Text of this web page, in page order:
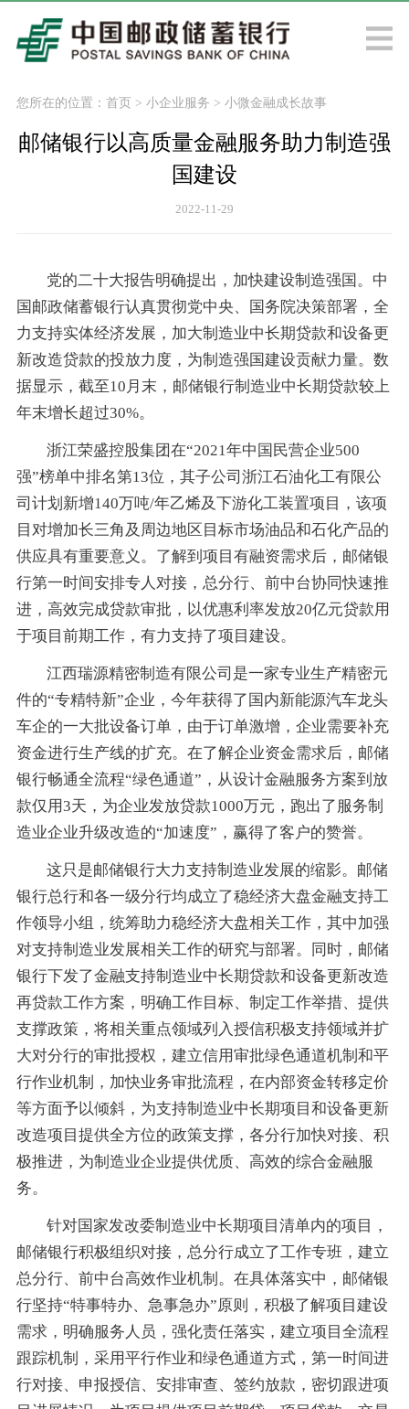
您所在的位置： 首页> 小企业服务 > 小微金融成长故事
邮储银行以高质量金融服务助力制造强
国建设
2022-11-29
党的二十大报告明确提出，加快建设制造强国。中
国邮政储蓄银行认真贯彻党中央、国务院决策部署，全
力支持实体经济发展，加大制造业中长期贷款和设备更
新改造贷款的投放力度，为制造强国建设贡献力量。数
据显示，截至10月末，邮储银行制造业中长期贷款较上
年末增长超过30%。
浙江荣盛控股集团在“2021年中国民营企业500
强”榜单中排名第13位，其子公司浙江石油化工有限公
司计划新增140万吨/年乙烯及下游化工装置项目，该项
目对增加长三角及周边地区目标市场油品和石化产品的
供应具有重要意义。了解到项目有融资需求后，邮储银
行第一时间安排专人对接，总分行、前中台协同快速推
进，高效完成贷款审批，以优惠利率发放20亿元贷款用
于项目前期工作，有力支持了项目建设。
江西瑞源精密制造有限公司是一家专业生产精密元
件的“专精特新”企业，今年获得了国内新能源汽车龙头
车企的一大批设备订单，由于订单激增，企业需要补充
资金进行生产线的扩充。在了解企业资金需求后，邮储
银行畅通全流程“绿色通道”，从设计金融服务方案到放
款仅用3天，为企业发放贷款1000万元，跑出了服务制
造业企业升级改造的“加速度”，赢得了客户的赞誉。
这只是邮储银行大力支持制造业发展的缩影。邮储
银行总行和各一级分行均成立了稳经济大盘金融支持工
作领导小组，统筹助力稳经济大盘相关工作，其中加强
对支持制造业发展相关工作的研究与部署。同时，邮储
银行下发了金融支持制造业中长期贷款和设备更新改造
再贷款工作方案，明确工作目标、制定工作举措、提供
支撑政策，将相关重点领域列入授信积极支持领域并扩
大对分行的审批授权，建立信用审批绿色通道机制和平
行作业机制，加快业务审批流程，在内部资金转移定价
等方面予以倾斜，为支持制造业中长期项目和设备更新
改造项目提供全方位的政策支撑，各分行加快对接、积
极推进，为制造业企业提供优质、高效的综合金融服
务。
针对国家发改委制造业中长期项目清单内的项目，
邮储银行积极组织对接，总分行成立了工作专班，建立
总分行、前中台高效作业机制。在具体落实中，邮储银
行坚持“特事特办、急事急办”原则，积极了解项目建设
需求，明确服务人员，强化责任落实，建立项目全流程
跟踪机制，采用平行作业和绿色通道方式，第一时间进
行对接、申报授信、安排审查、签约放款，密切跟进项